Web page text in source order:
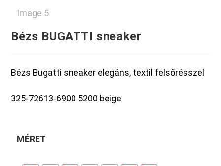
Bézs BUGATTI sneaker
Bézs Bugatti sneaker elegáns, textil felsőrésszel
325-72613-6900 5200 beige
MÉRET